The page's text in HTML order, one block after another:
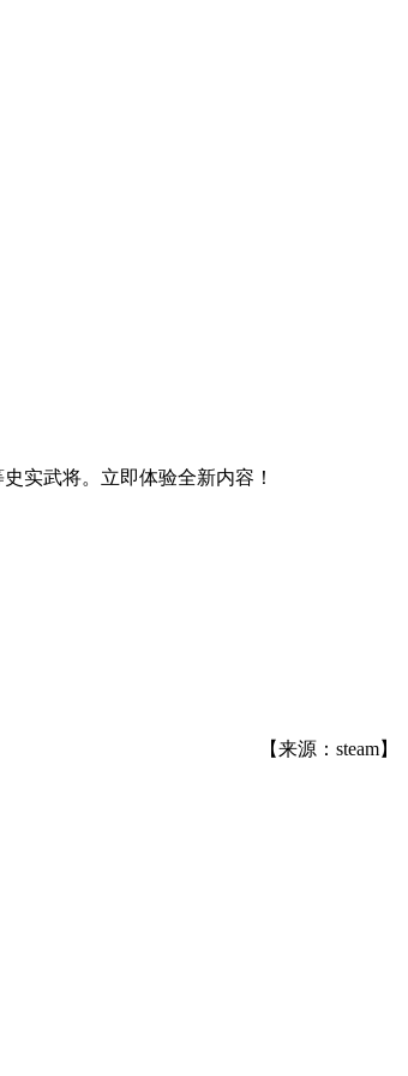
实武将。立即体验全新内容！
【来源：steam】